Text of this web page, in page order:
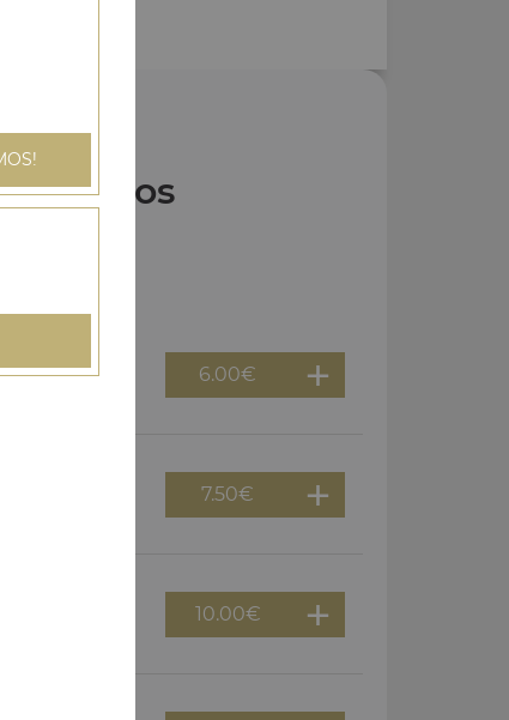
Tacos
frites à
6.00€
7.50€
10.00€